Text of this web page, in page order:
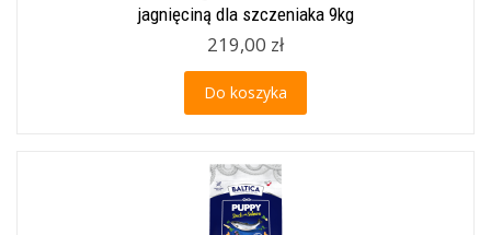
jagnięciną dla szczeniaka 9kg
219,00 zł
Do koszyka